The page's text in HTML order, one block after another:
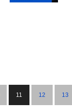
11 12 13